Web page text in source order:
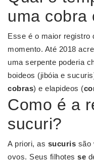
uma cobra
Esse é o maior registro
momento. Até 2018
uma serpente poderia
boideos (jibóia e
cobras) e elapideos (
Como é a
sucuri?
A priori, as sucuris são
ovos. Seus filhotes se